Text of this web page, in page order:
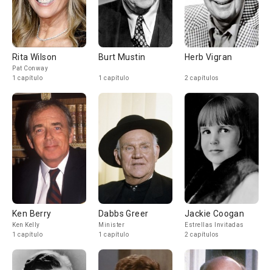
Rita Wilson
Pat Conway
1 capítulo
Burt Mustin
1 capítulo
Herb Vigran
2 capítulos
Ken Berry
Ken Kelly
1 capítulo
Dabbs Greer
Minister
1 capítulo
Jackie Coogan
Estrellas Invitadas
2 capítulos